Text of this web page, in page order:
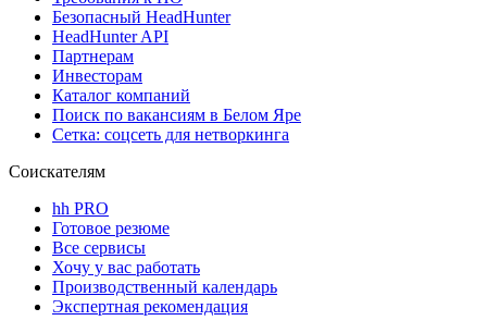
Безопасный HeadHunter
HeadHunter API
Партнерам
Инвесторам
Каталог компаний
Поиск по вакансиям в Белом Яре
Сетка: соцсеть для нетворкинга
Соискателям
hh PRO
Готовое резюме
Все сервисы
Хочу у вас работать
Производственный календарь
Экспертная рекомендация